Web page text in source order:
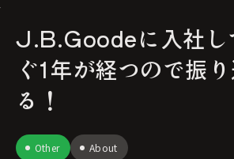
J.B.Goodeに入社し
ぐ1年が経つので振
る！
Other
About